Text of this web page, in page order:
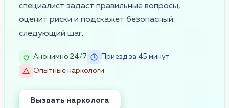
специалист задаст правильные вопросы,
оценит риски и подскажет безопасный
следующий шаг.
Анонимно 24/7
Приезд за 45 минут
Опытные наркологи
Вызвать нарколога